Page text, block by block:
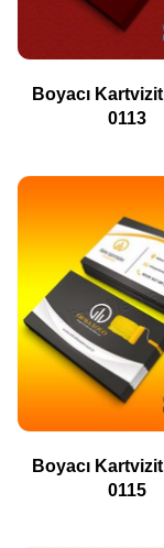
Boyacı
0113
Boyacı
0115